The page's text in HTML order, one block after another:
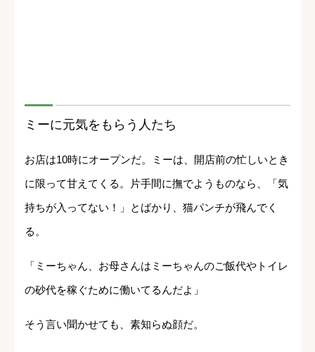
ミーに元気をもらう人たち
お店は10時にオープンだ。ミーは、開店前の忙しいとき
に限って甘えてくる。片手間に撫でようものなら、「気
持ちが入ってない！」とばかり、猫パンチが飛んでく
る。
「ミーちゃん、お母さんはミーちゃんのご飯代やトイレ
の砂代を稼ぐために働いてるんだよ」
そう言い聞かせても、素知らぬ顔だ。